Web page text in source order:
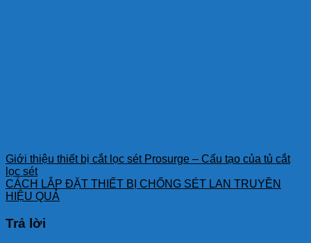
Giới thiệu thiết bị cắt lọc sét Prosurge – Cấu tạo của tủ cắt
lọc sét
CÁCH LẮP ĐẶT THIẾT BỊ CHỐNG SÉT LAN TRUYỀN
HIỆU QUẢ
Trả lời